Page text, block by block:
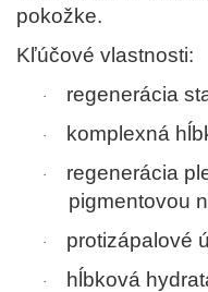
pokožke.
Kľúčové vlastnosti:
· regenerácia
· komplexná
·
regenerácia
pigmentovou
· protizápalové
· hĺbková